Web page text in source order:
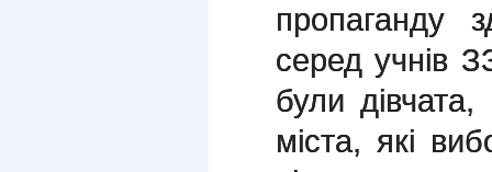
пропаганду
серед учнів
були
міста, які